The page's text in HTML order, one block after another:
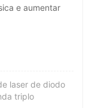
e aumentar
laser de diodo
triplo